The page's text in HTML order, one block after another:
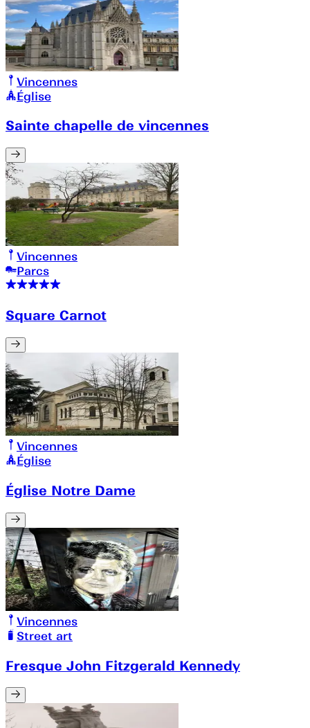
Vincennes
Église
Sainte chapelle de vincennes
Vincennes
Parcs
Square Carnot
Vincennes
Église
Église Notre Dame
Vincennes
Street art
Fresque John Fitzgerald Kennedy